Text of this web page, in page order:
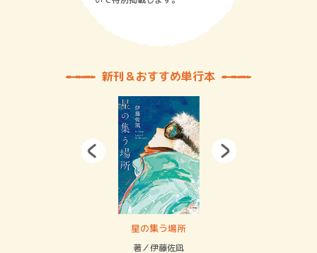
新刊＆おすすめ単行本
星の集う場所
著／伊藤佐凪